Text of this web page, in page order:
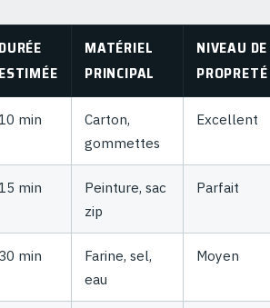
DURÉE
ESTIMÉE
MATÉRIEL
PRINCIPAL
NIVEAU DE
PROPRETÉ
min
Carton,
gommettes
Excellent
min
Peinture, sac
zip
Parfait
30 min
Farine, sel,
eau
Moyen